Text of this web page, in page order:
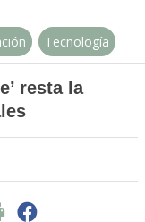
Tecnología
resta la